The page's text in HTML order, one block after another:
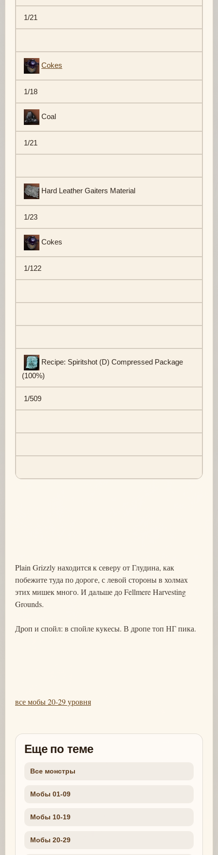
1/21
Cokes
1/18
Coal
1/21
Hard Leather Gaiters Material
1/23
Cokes
1/122
Recipe: Spiritshot (D) Compressed Package
(100%)
1/509
Plain Grizzly находится к северу от Глудина, как
побежите туда по дороге, с левой стороны в холмах
этих мишек много. И дальше до Fellmere Harvesting
Grounds.
Дроп и спойл: в спойле кукесы. В дропе топ НГ пика.
все мобы 20-29 уровня
Еще по теме
Все монстры
Мобы 01-09
Мобы 10-19
Мобы 20-29